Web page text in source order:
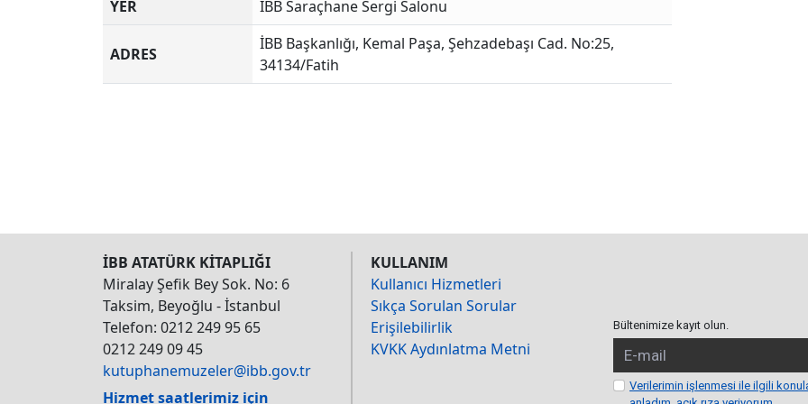
YER İBB Saraçhane Sergi Salonu
ADRES
İBB Başkanlığı, Kemal Paşa, Şehzadebaşı Cad. No:25,
34134/Fatih
İBB ATATÜRK KİTAPLIĞI
Miralay Şefik Bey Sok. No: 6
Taksim, Beyoğlu - İstanbul
Telefon: 0212 249 95 65
0212 249 09 45
kutuphanemuzeler@ibb.gov.tr
Hizmet saatlerimiz için
KULLANIM
Kullanıcı Hizmetleri
Sıkça Sorulan Sorular
Erişilebilirlik
KVKK Aydınlatma Metni
Bültenimize kayıt olun.
Verilerimin işlenmesi ile ilgili